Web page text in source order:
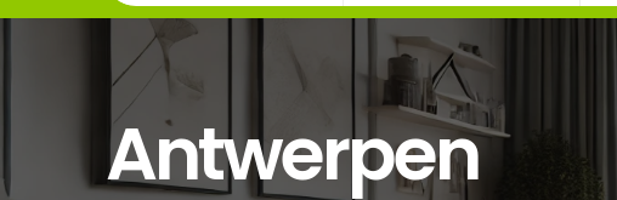
Antwerpen